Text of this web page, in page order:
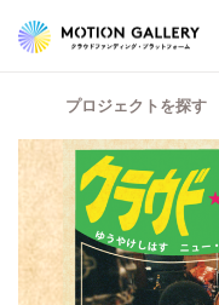
プロジェクトを探す